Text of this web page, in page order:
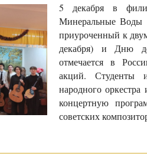
5 декабря в
Минеральные Воды
приуроченный к
декабря) и Дню
отмечается в
акций. Студенты и
народного
концертную
советских